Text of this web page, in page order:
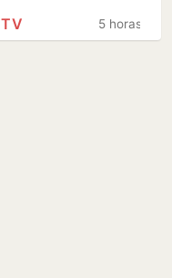
último amistoso
5 horas
TV